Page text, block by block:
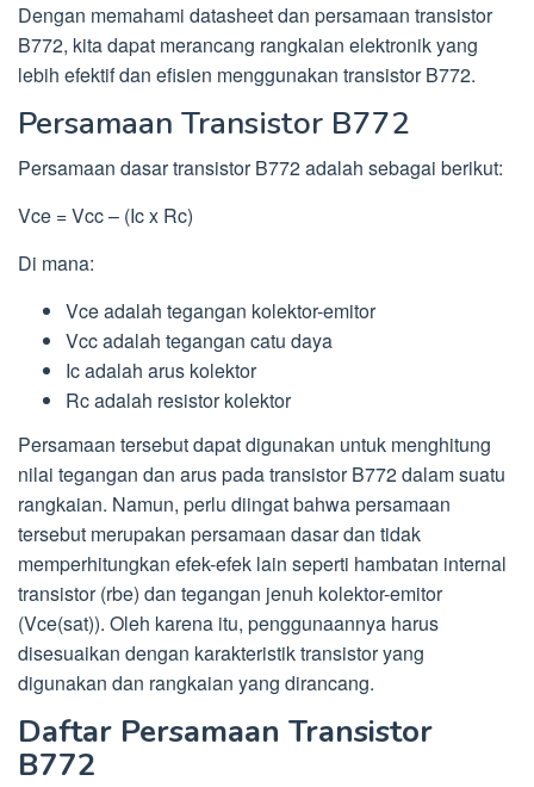
Dengan memahami datasheet dan persamaan transistor
B772, kita dapat merancang rangkaian elektronik yang
lebih efektif dan efisien menggunakan transistor B772.
Persamaan Transistor B772
Persamaan dasar transistor B772 adalah sebagai berikut:
Vce = Vcc – (Ic x Rc)
Di mana:
Vce adalah tegangan kolektor-emitor
Vcc adalah tegangan catu daya
Ic adalah arus kolektor
Rc adalah resistor kolektor
Persamaan tersebut dapat digunakan untuk menghitung
nilai tegangan dan arus pada transistor B772 dalam suatu
rangkaian. Namun, perlu diingat bahwa persamaan
tersebut merupakan persamaan dasar dan tidak
memperhitungkan efek-efek lain seperti hambatan internal
transistor (rbe) dan tegangan jenuh kolektor-emitor
(Vce(sat)). Oleh karena itu, penggunaannya harus
disesuaikan dengan karakteristik transistor yang
digunakan dan rangkaian yang dirancang.
Daftar Persamaan Transistor
B772